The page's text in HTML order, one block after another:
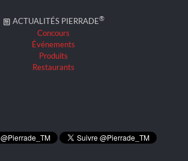
ACTUALITÉS PIERRADE®
Concours
Événements
Produits
Restaurants